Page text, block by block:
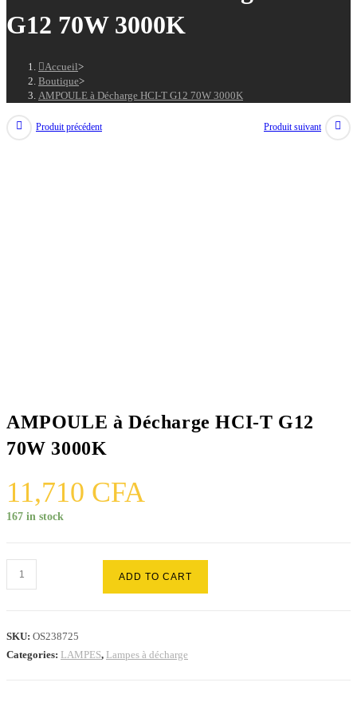
G12 70W 3000K
Accueil>
Boutique>
AMPOULE à Décharge HCI-T G12 70W 3000K
Produit précédent Produit suivant
AMPOULE à Décharge HCI-T G12
70W 3000K
11,710 CFA
167 in stock
AMPOULE
à
ADD TO CART
SKU: OS238725
Categories: LAMPES, Lampes à décharge